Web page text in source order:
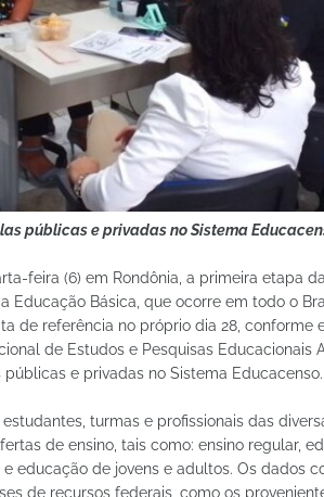
públicas e privadas no Sistema
feira (6) em Rondônia, a primeira etapa
Educação Básica, que ocorre em todo o
de referência no próprio dia 28, conforme
de Estudos e Pesquisas Educacionais
e privadas no Sistema Educacenso.
turmas e profissionais das
de ensino, tais como: ensino regular,
educação de jovens e adultos. Os dados
de recursos federais, como os